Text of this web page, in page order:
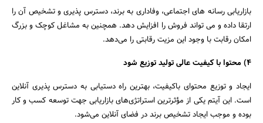
بازاریابی رسانه­ های اجتماعی، وفاداری به برند، دسترس­ پذیری و تشخیص آن را
ارتقا داده و می­ تواند فروش­ را افزایش دهد. همچنین به مشاغل کوچک و بزرگ
امکان رقابت با وجود این مزیت رقابتی را می‌دهد.
4) محتوا با کیفیت عالی تولید توزیع شود
ایجاد و توزیع محتوای باکیفیت، بهترین راه دستیابی به دسترس­ پذیری آنلاین
است. این آیتم یکی از مؤثرترین استراتژی­‌های بازاریابی جهت توسعه کسب و کار
بوده و موجب ایجاد تشخیص برند در فضای آنلاین می‌شود.